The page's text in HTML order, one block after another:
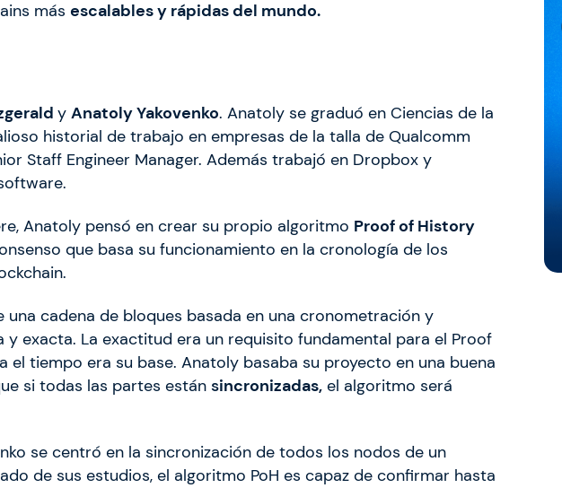
más escalables y rápidas del mundo.
y Anatoly Yakovenko. Anatoly se graduó en Ciencias de la
historial de trabajo en empresas de la talla de Qualcomm
Staff Engineer Manager. Además trabajó en Dropbox y
Anatoly pensó en crear su propio algoritmo Proof of History
que basa su funcionamiento en la cronología de los
una cadena de bloques basada en una cronometración y
y exacta. La exactitud era un requisito fundamental para el Proof
el tiempo era su base. Anatoly basaba su proyecto en una buena
si todas las partes están sincronizadas, el algoritmo será
se centró en la sincronización de todos los nodos de un
de sus estudios, el algoritmo PoH es capaz de confirmar hasta